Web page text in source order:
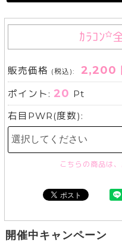
ｶﾗｺﾝ
販売価格 (税込): 2,200
ポイント: 20 Pt
右目PWR(度数):
こちらの商品は
開催中キャンペーン